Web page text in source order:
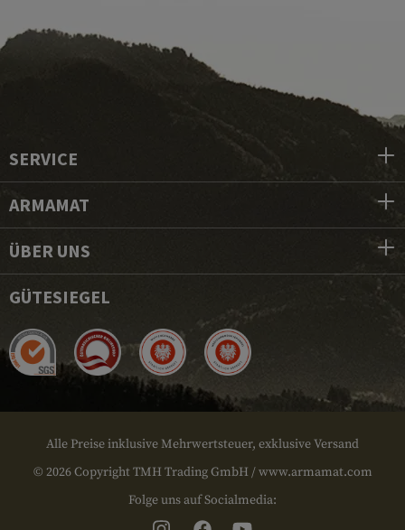
SERVICE
ARMAMAT
ÜBER UNS
GÜTESIEGEL
Alle Preise inklusive Mehrwertsteuer, exklusive Versand
© 2026 Copyright TMH Trading GmbH / www.armamat.com
Folge uns auf Socialmedia: